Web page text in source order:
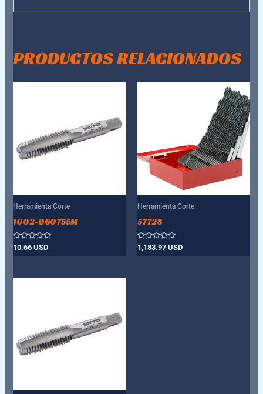
PRODUCTOS RELACIONADOS
Herramienta Corte
1002-060755M
Valorado
10.66USD
Herramienta Corte
57728
Valorado
con
1,183.97 USD